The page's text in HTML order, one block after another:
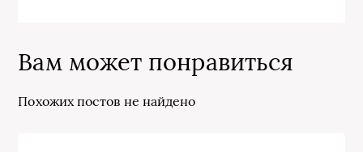
Вам может понравиться
Похожих постов не найдено